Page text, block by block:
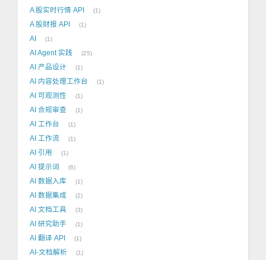
A 股实时行情 API 1
A 股财报 API 1
AI 1
AI Agent 实践 25
AI 产品设计 1
AI 内容处理工作台 1
AI 可观测性 1
AI 合规审查 1
AI 工作台 1
AI 工作流 1
AI 引用 1
AI 提示词 6
AI 数据入库 1
AI 数据集成 2
AI 文档工具 3
AI 研究助手 1
AI 翻译 API 1
AI-文档解析 1